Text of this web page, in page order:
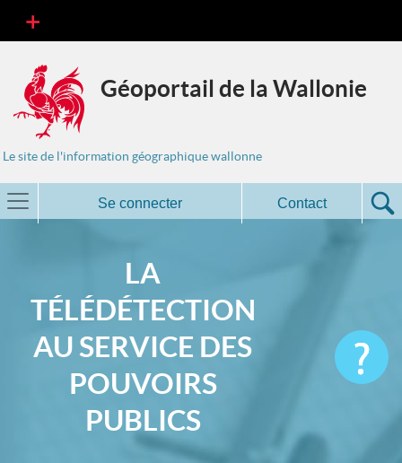
Géoportail de la Wallonie
Le site de l'information géographique wallonne
Se connecter Contact
LA
TÉLÉDÉTECTION
AU SERVICE DES
POUVOIRS
PUBLICS